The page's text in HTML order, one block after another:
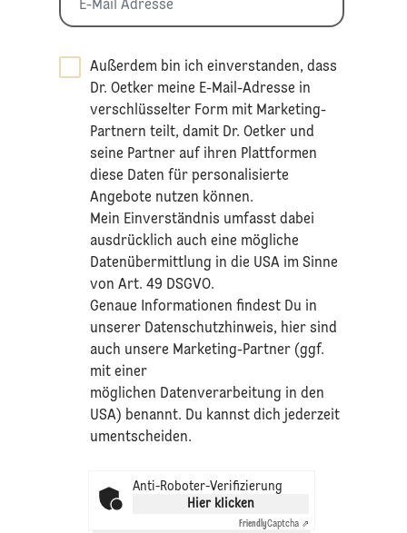
Außerdem bin ich einverstanden, dass
Dr. Oetker meine E-Mail-Adresse in
verschlüsselter Form mit Marketing-
Partnern teilt, damit Dr. Oetker und
seine Partner auf ihren Plattformen
diese Daten für personalisierte
Angebote nutzen können.
Mein Einverständnis umfasst dabei
ausdrücklich auch eine mögliche
Datenübermittlung in die USA im Sinne
von Art. 49 DSGVO.​
​Genaue Informationen findest Du in
unserer Datenschutzhinweis, hier sind
auch unsere Marketing-Partner (ggf.
mit einer
möglichen Datenverarbeitung in den
USA) benannt. Du kannst dich jederzeit
umentscheiden.
Anti-Roboter-Verifizierung
Hier klicken
FriendlyCaptcha ⇗